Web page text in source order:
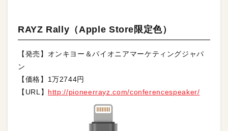
RAYZ Rally（Apple Store限定色）
【発売】オンキヨー＆パイオニアマーケティングジャパ
ン
【価格】1万2744円
【URL】 http://pioneerrayz.com/conferencespeaker/